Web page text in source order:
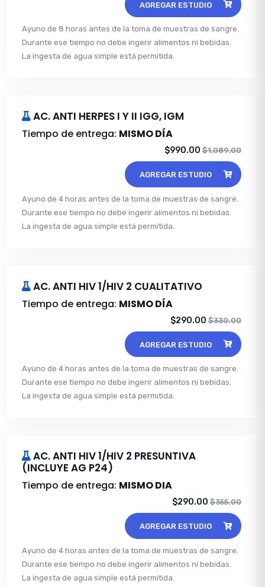
AGREGAR ESTUDIO
Ayuno de 8 horas antes de la toma de muestras de sangre.
Durante ese tiempo no debe ingerir alimentos ni bebidas.
La ingesta de agua simple está permitida.
AC. ANTI HERPES I Y II IGG, IGM
Tiempo de entrega: MISMO DÍA
$990.00 $1,089.00
AGREGAR ESTUDIO
Ayuno de 4 horas antes de la toma de muestras de sangre.
Durante ese tiempo no debe ingerir alimentos ni bebidas.
La ingesta de agua simple está permitida.
AC. ANTI HIV 1/HIV 2 CUALITATIVO
Tiempo de entrega: MISMO DÍA
$290.00 $330.00
AGREGAR ESTUDIO
Ayuno de 4 horas antes de la toma de muestras de sangre.
Durante ese tiempo no debe ingerir alimentos ni bebidas.
La ingesta de agua simple está permitida.
AC. ANTI HIV 1/HIV 2 PRESUNTIVA
(INCLUYE AG P24)
Tiempo de entrega: MISMO DIA
$290.00 $355.00
AGREGAR ESTUDIO
Ayuno de 4 horas antes de la toma de muestras de sangre.
Durante ese tiempo no debe ingerir alimentos ni bebidas.
La ingesta de agua simple está permitida.